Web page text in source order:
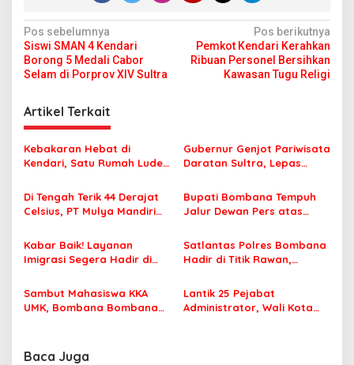
N
a
v
i
g
a
s
i
p
s
Pos sebelumnya
Siswi SMAN 4 Kendari
Borong 5 Medali Cabor
Selam di Porprov XIV Sultra
Pos berikutnya
Pemkot Kendari Kerahkan
Ribuan Personel Bersihkan
Kawasan Tugu Religi
Artikel Terkait
Kebakaran Hebat di
Kendari, Satu Rumah Ludes
Gubernur Genjot Pariwisata
Daratan Sultra, Lepas
Tiga Kabupaten Unggulan
Di Tengah Terik 44 Derajat
Celsius, PT Mulya Mandiri
Jamaah Tetap Sehat dan
Nyaman Beribadah
Bupati Bombana Tempuh
Jalur Dewan Pers atas
Korupsi Jembatan Cirauci II
Kabar Baik! Layanan
Imigrasi Segera Hadir di
Perlu Lagi ke Kendari
Satlantas Polres Bombana
Hadir di Titik Rawan,
Sekolah dengan Aman
Sambut Mahasiswa KKA
UMK, Bombana Bombana
Lantik 25 Pejabat
Administrator, Wali Kota
Baca Juga